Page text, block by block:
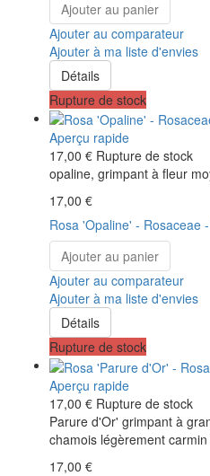
Ajouter au panier
Ajouter au comparateur
Ajouter à ma liste d'envies
Détails
Rupture de stock
Aperçu rapide
17,00 € Rupture de stock
opaline, grimpant à fleur
17,00 €
Rosa 'Opaline' - Rosaceae
Ajouter au panier
Ajouter au comparateur
Ajouter à ma liste d'envies
Détails
Rupture de stock
Aperçu rapide
17,00 € Rupture de stock
Parure d'Or' grimpant à
chamois légèrement
17,00 €